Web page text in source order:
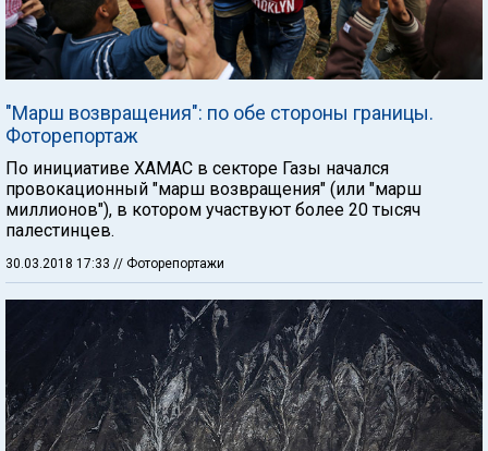
"Марш возвращения": по обе стороны границы.
Фоторепортаж
По инициативе ХАМАС в секторе Газы начался
провокационный "марш возвращения" (или "марш
миллионов"), в котором участвуют более 20 тысяч
палестинцев.
30.03.2018 17:33 // Фоторепортажи